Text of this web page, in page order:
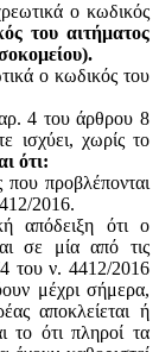
ο κωδικός
του αιτήματος
ο κωδικός του
4 του άρθρου 8
ισχύει, χωρίς το
ότι:
που προβλέπονται
2016.
απόδειξη ότι ο
σε μία από τις
του ν. 4412/2016
μέχρι σήμερα,
αποκλείεται ή
το ότι πληροί τα